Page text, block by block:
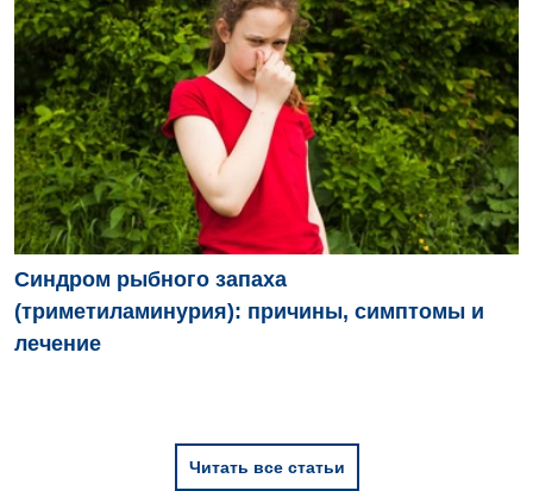
Синдром рыбного запаха
(триметиламинурия): причины, симптомы и
лечение
Читать все статьи